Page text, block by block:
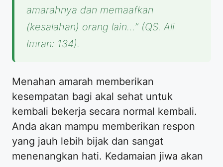
amarahnya dan memaafkan
(kesalahan) orang lain…” (QS. Ali
Imran: 134).
Menahan amarah memberikan
kesempatan bagi akal sehat untuk
kembali bekerja secara normal kembali.
Anda akan mampu memberikan respon
yang jauh lebih bijak dan sangat
menenangkan hati. Kedamaian jiwa akan